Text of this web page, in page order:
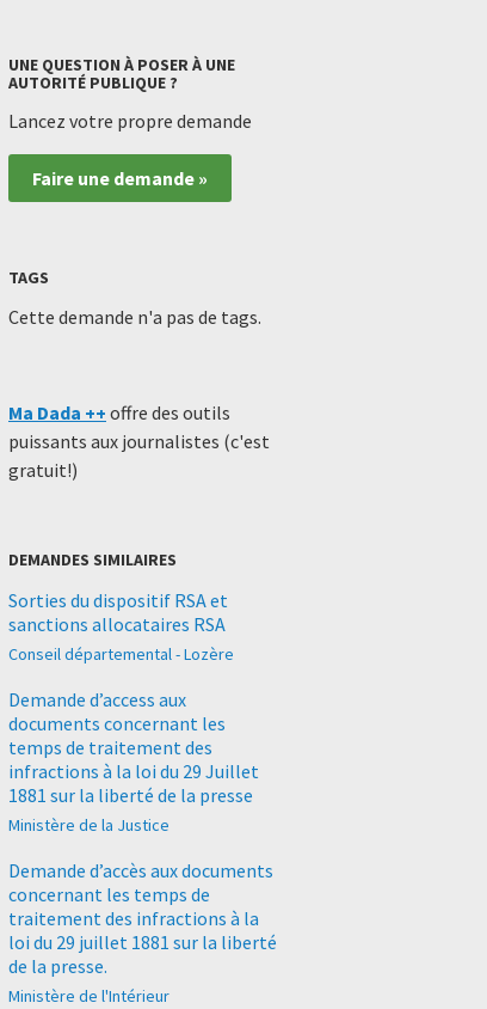
UNE QUESTION À POSER À UNE
AUTORITÉ PUBLIQUE ?
Lancez votre propre demande
Faire une demande »
TAGS
Cette demande n'a pas de tags.
Ma Dada ++ offre des outils
puissants aux journalistes (c'est
gratuit!)
DEMANDES SIMILAIRES
Sorties du dispositif RSA et
sanctions allocataires RSA
Conseil départemental - Lozère
Demande d’access aux
documents concernant les
temps de traitement des
infractions à la loi du 29 Juillet
1881 sur la liberté de la presse
Ministère de la Justice
Demande d’accès aux documents
concernant les temps de
traitement des infractions à la
loi du 29 juillet 1881 sur la liberté
de la presse.
Ministère de l'Intérieur